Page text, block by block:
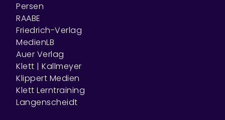
Persen
RAABE
Friedrich-Verlag
MedienLB
Auer Verlag
Klett | Kallmeyer
Klippert Medien
Klett Lerntraining
Langenscheidt